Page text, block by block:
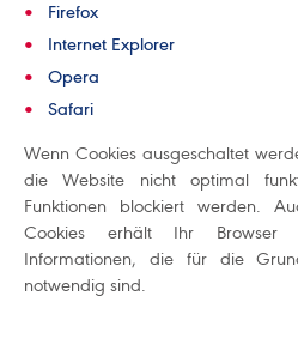
Firefox
Internet Explorer
Opera
Safari
Wenn Cookies ausgeschaltet
die Website nicht optimal
Funktionen blockiert werden.
Cookies erhält Ihr Browser
Informationen, die für die
notwendig sind.